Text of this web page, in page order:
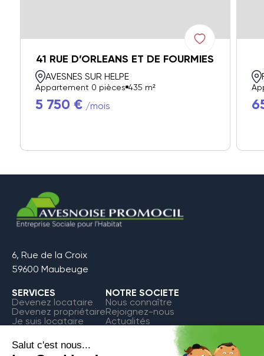
41 RUE D’ORLEANS ET DE FOURMIES
AVESNES SUR HELPE
Appartement 0 pièces 435 m²
5 750 € /mois
6, Rue de la Croix
59600 Maubeuge
SERVICES
Devenez locataire
Devenez propriétaire
Je suis locataire
NOTRE SOCIETE
Nous connaître
Rejoignez-nous
Actualités